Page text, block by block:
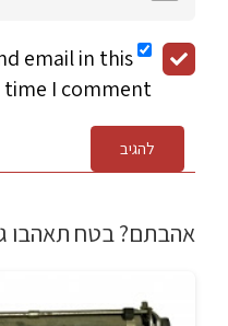
email in this
I comment.
להגיב
אהבתם? בטח תאהבו